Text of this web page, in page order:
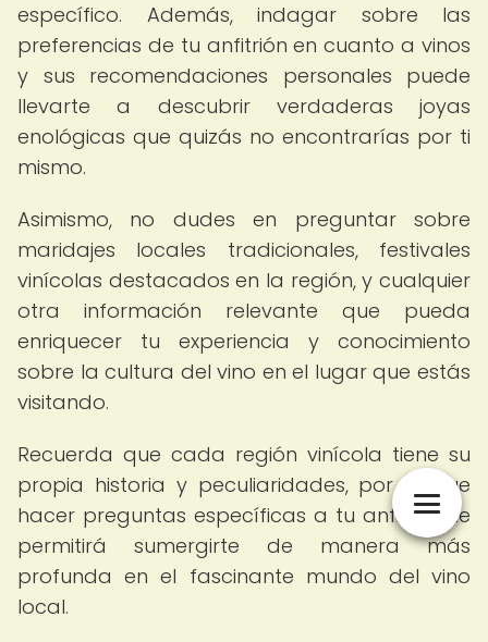
específico. Además, indagar sobre las
preferencias de tu anfitrión en cuanto a vinos
y sus recomendaciones personales puede
llevarte a descubrir verdaderas joyas
enológicas que quizás no encontrarías por ti
mismo.
Asimismo, no dudes en preguntar sobre
maridajes locales tradicionales, festivales
vinícolas destacados en la región, y cualquier
otra información relevante que pueda
enriquecer tu experiencia y conocimiento
sobre la cultura del vino en el lugar que estás
visitando.
Recuerda que cada región vinícola tiene su
propia historia y peculiaridades, por lo que
hacer preguntas específicas a tu anfitrión te
permitirá sumergirte de manera más
profunda en el fascinante mundo del vino
local.